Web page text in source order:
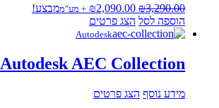
₪3,290.00
המחיר
המקורי
היה:
₪2,090.00
המחיר
הוא:
+ מע"ממבצע!
הוספה לסל הצג פרטים
Autodesk
Autodesk AEC Collection
מידע נוסף הצג פרטים